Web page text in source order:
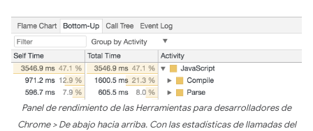
Panel de rendimiento de las Herramientas para desarrolladores de
Chrome > De abajo hacia arriba. Con las estadísticas de llamadas del